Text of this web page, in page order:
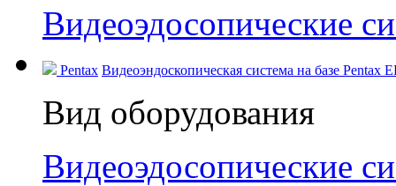
Видеоэдосопические
Pentax Видеоэндоскопическая система на базе Pentax
Вид оборудования
Видеоэдосопические